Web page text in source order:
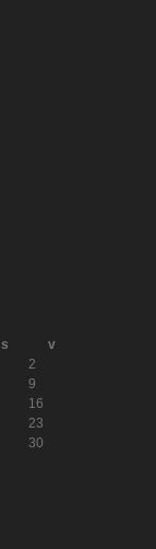
s
v
2
9
16
23
30